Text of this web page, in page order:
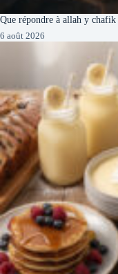
Que répondre à allah y
6 août 2026